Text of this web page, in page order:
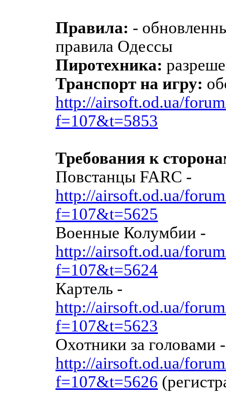
Правила: -
правила Одессы
Пиротехника:
Транспорт на игру:
http://airsoft.od.ua/
f=107&t=5853
Требования к
Повстанцы FARC -
http://airsoft.od.ua/
f=107&t=5625
Военные Колумбии -
http://airsoft.od.ua/
f=107&t=5624
Картель -
http://airsoft.od.ua/
f=107&t=5623
Охотники за головами -
http://airsoft.od.ua/
f=107&t=5626